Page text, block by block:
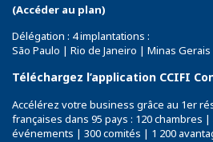
(Accéder au plan)
Délégation : 4 implantations :
São Paulo | Rio de Janeiro | Minas
Téléchargez l’application CCIFI
Accélérez votre business grâce au 1er
françaises dans 95 pays : 120 chambres
événements | 300 comités | 1 200